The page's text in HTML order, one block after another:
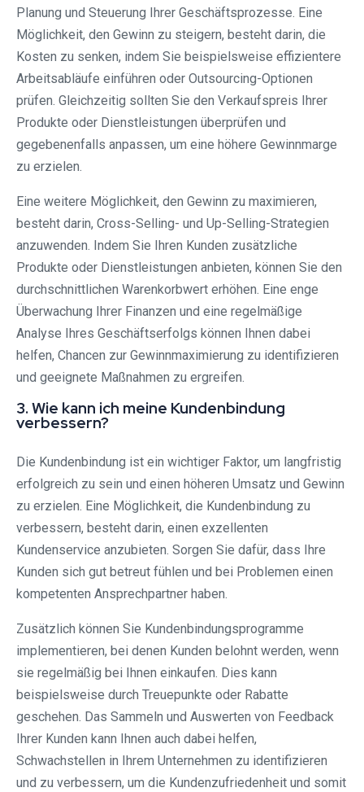
Planung und Steuerung Ihrer Geschäftsprozesse. Eine
Möglichkeit, den Gewinn zu steigern, besteht darin, die
Kosten zu senken, indem Sie beispielsweise effizientere
Arbeitsabläufe einführen oder Outsourcing-Optionen
prüfen. Gleichzeitig sollten Sie den Verkaufspreis Ihrer
Produkte oder Dienstleistungen überprüfen und
gegebenenfalls anpassen, um eine höhere Gewinnmarge
zu erzielen.
Eine weitere Möglichkeit, den Gewinn zu maximieren,
besteht darin, Cross-Selling- und Up-Selling-Strategien
anzuwenden. Indem Sie Ihren Kunden zusätzliche
Produkte oder Dienstleistungen anbieten, können Sie den
durchschnittlichen Warenkorbwert erhöhen. Eine enge
Überwachung Ihrer Finanzen und eine regelmäßige
Analyse Ihres Geschäftserfolgs können Ihnen dabei
helfen, Chancen zur Gewinnmaximierung zu identifizieren
und geeignete Maßnahmen zu ergreifen.
3. Wie kann ich meine Kundenbindung
verbessern?
Die Kundenbindung ist ein wichtiger Faktor, um langfristig
erfolgreich zu sein und einen höheren Umsatz und Gewinn
zu erzielen. Eine Möglichkeit, die Kundenbindung zu
verbessern, besteht darin, einen exzellenten
Kundenservice anzubieten. Sorgen Sie dafür, dass Ihre
Kunden sich gut betreut fühlen und bei Problemen einen
kompetenten Ansprechpartner haben.
Zusätzlich können Sie Kundenbindungsprogramme
implementieren, bei denen Kunden belohnt werden, wenn
sie regelmäßig bei Ihnen einkaufen. Dies kann
beispielsweise durch Treuepunkte oder Rabatte
geschehen. Das Sammeln und Auswerten von Feedback
Ihrer Kunden kann Ihnen auch dabei helfen,
Schwachstellen in Ihrem Unternehmen zu identifizieren
und zu verbessern, um die Kundenzufriedenheit und somit